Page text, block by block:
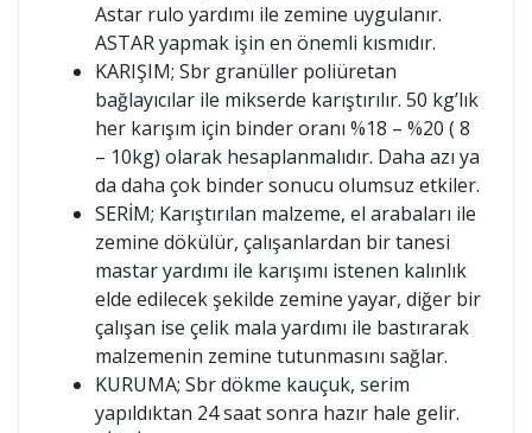
Astar rulo yardımı ile zemine uygulanır.
ASTAR yapmak işin en önemli kısmıdır.
KARIŞIM; Sbr granüller poliüretan
bağlayıcılar ile mikserde karıştırılır. 50 kg’lık
her karışım için binder oranı %18 – %20 ( 8
– 10kg) olarak hesaplanmalıdır. Daha azı ya
da daha çok binder sonucu olumsuz etkiler.
SERİM; Karıştırılan malzeme, el arabaları ile
zemine dökülür, çalışanlardan bir tanesi
mastar yardımı ile karışımı istenen kalınlık
elde edilecek şekilde zemine yayar, diğer bir
çalışan ise çelik mala yardımı ile bastırarak
malzemenin zemine tutunmasını sağlar.
KURUMA; Sbr dökme kauçuk, serim
yapıldıktan 24 saat sonra hazır hale gelir.